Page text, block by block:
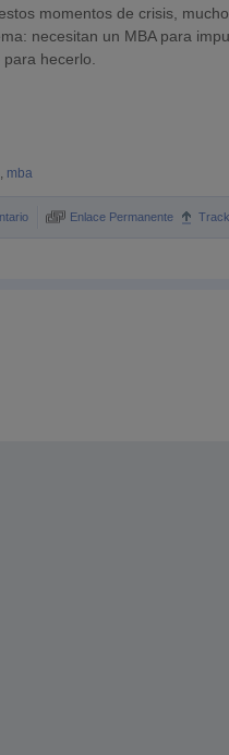
momentos de crisis,
necesitan un MBA para
hecerlo.
, mba
Enlace Permanente